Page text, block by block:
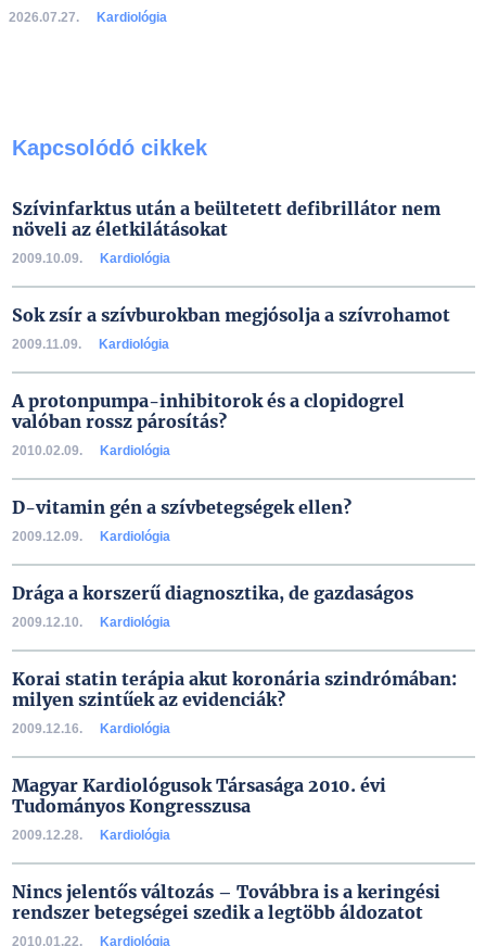
2026.07.27. Kardiológia
Kapcsolódó cikkek
Szívinfarktus után a beültetett defibrillátor nem
növeli az életkilátásokat
2009.10.09. Kardiológia
Sok zsír a szívburokban megjósolja a szívrohamot
2009.11.09. Kardiológia
A protonpumpa-inhibitorok és a clopidogrel
valóban rossz párosítás?
2010.02.09. Kardiológia
D-vitamin gén a szívbetegségek ellen?
2009.12.09. Kardiológia
Drága a korszerű diagnosztika, de gazdaságos
2009.12.10. Kardiológia
Korai statin terápia akut koronária szindrómában:
milyen szintűek az evidenciák?
2009.12.16. Kardiológia
Magyar Kardiológusok Társasága 2010. évi
Tudományos Kongresszusa
2009.12.28. Kardiológia
Nincs jelentős változás – Továbbra is a keringési
rendszer betegségei szedik a legtöbb áldozatot
2010.01.22. Kardiológia